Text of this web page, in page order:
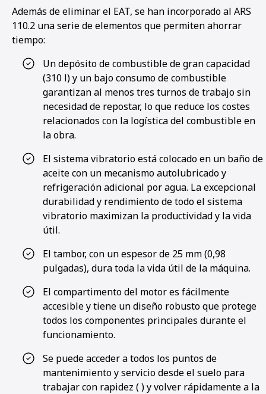
1234
Además de eliminar el EAT, se han incorporado al ARS
110.2 una serie de elementos que permiten ahorrar
tiempo:
Un depósito de combustible de gran capacidad
(310 l) y un bajo consumo de combustible
garantizan al menos tres turnos de trabajo sin
necesidad de repostar, lo que reduce los costes
relacionados con la logística del combustible en
la obra.
El sistema vibratorio está colocado en un baño de
aceite con un mecanismo autolubricado y
refrigeración adicional por agua. La excepcional
durabilidad y rendimiento de todo el sistema
vibratorio maximizan la productividad y la vida
útil.
El tambor, con un espesor de 25 mm (0,98
pulgadas), dura toda la vida útil de la máquina.
El compartimento del motor es fácilmente
accesible y tiene un diseño robusto que protege
todos los componentes principales durante el
funcionamiento.
Se puede acceder a todos los puntos de
mantenimiento y servicio desde el suelo para
trabajar con rapidez ( ) y volver rápidamente a la